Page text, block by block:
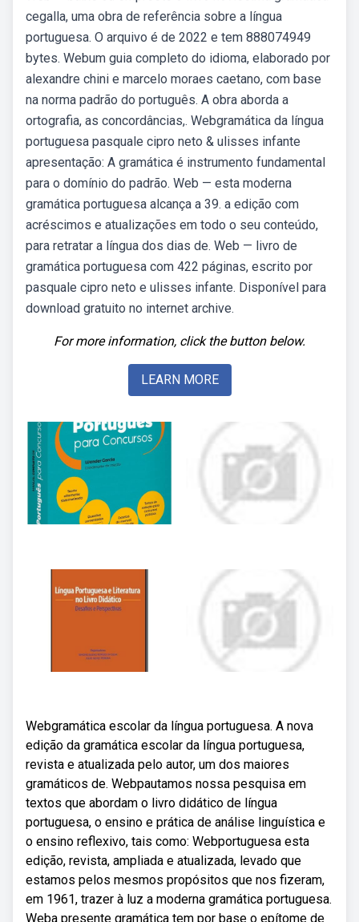
cegalla, uma obra de referência sobre a língua
portuguesa. O arquivo é de 2022 e tem 888074949
bytes. Webum guia completo do idioma, elaborado por
alexandre chini e marcelo moraes caetano, com base
na norma padrão do português. A obra aborda a
ortografia, as concordâncias,. Webgramática da língua
portuguesa pasquale cipro neto & ulisses infante
apresentação: A gramática é instrumento fundamental
para o domínio do padrão. Web — esta moderna
gramática portuguesa alcança a 39. a edição com
acréscimos e atualizações em todo o seu conteúdo,
para retratar a língua dos dias de. Web — livro de
gramática portuguesa com 422 páginas, escrito por
pasquale cipro neto e ulisses infante. Disponível para
download gratuito no internet archive.
For more information, click the button below.
LEARN MORE
Webgramática escolar da língua portuguesa. A nova
edição da gramática escolar da língua portuguesa,
revista e atualizada pelo autor, um dos maiores
gramáticos de. Webpautamos nossa pesquisa em
textos que abordam o livro didático de língua
portuguesa, o ensino e prática de análise linguística e
o ensino reflexivo, tais como: Webportuguesa esta
edição, revista, ampliada e atualizada, levado que
estamos pelos mesmos propósitos que nos fizeram,
em 1961, trazer à luz a moderna gramática portuguesa.
Weba presente gramática tem por base o epítome de